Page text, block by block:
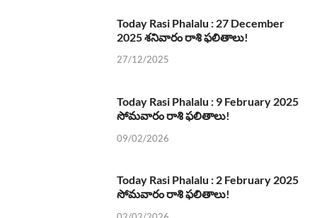
Today Rasi Phalalu : 27 December
2025 శనివారం రాశి ఫలితాలు!
27/12/2025
Today Rasi Phalalu : 9 February 2025
సోమవారం రాశి ఫలితాలు!
09/02/2026
Today Rasi Phalalu : 2 February 2025
సోమవారం రాశి ఫలితాలు!